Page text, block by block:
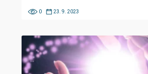
0 23. 9. 2023